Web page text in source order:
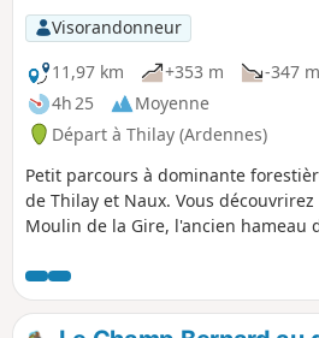
Visorandonneur
11,97 km
+353 m
-347 m
4h 25
Moyenne
Départ à Thilay (Ardennes)
Petit parcours à dominante
de Thilay et Naux. Vous découvrirez
Moulin de la Gire, l'ancien hameau
Également au programme de cette
randonnée, deux points de vue sur
sur la crête du château de